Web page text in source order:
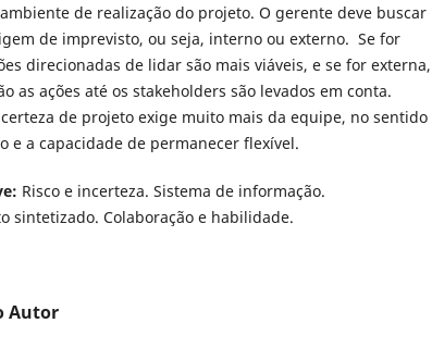
de realização do projeto. O gerente deve buscar
de imprevisto, ou seja, interno ou externo. Se for
direcionadas de lidar são mais viáveis, e se for externa,
as ações até os stakeholders são levados em conta.
de projeto exige muito mais da equipe, no sentido
e a capacidade de permanecer flexível.
: Risco e incerteza. Sistema de informação.
sintetizado. Colaboração e habilidade.
Autor